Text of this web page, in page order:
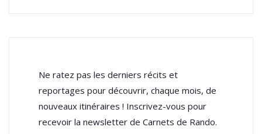
Ne ratez pas les derniers récits et
reportages pour découvrir, chaque mois, de
nouveaux itinéraires ! Inscrivez-vous pour
recevoir la newsletter de Carnets de Rando.